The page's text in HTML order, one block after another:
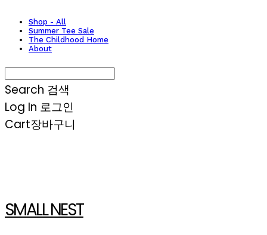
Shop - All
Summer Tee Sale
The Childhood Home
About
Search 검색
Log In 로그인
Cart장바구니
SMALL NEST